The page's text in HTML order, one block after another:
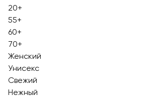
20+
55+
60+
70+
Женский
Унисекс
Свежий
Нежный